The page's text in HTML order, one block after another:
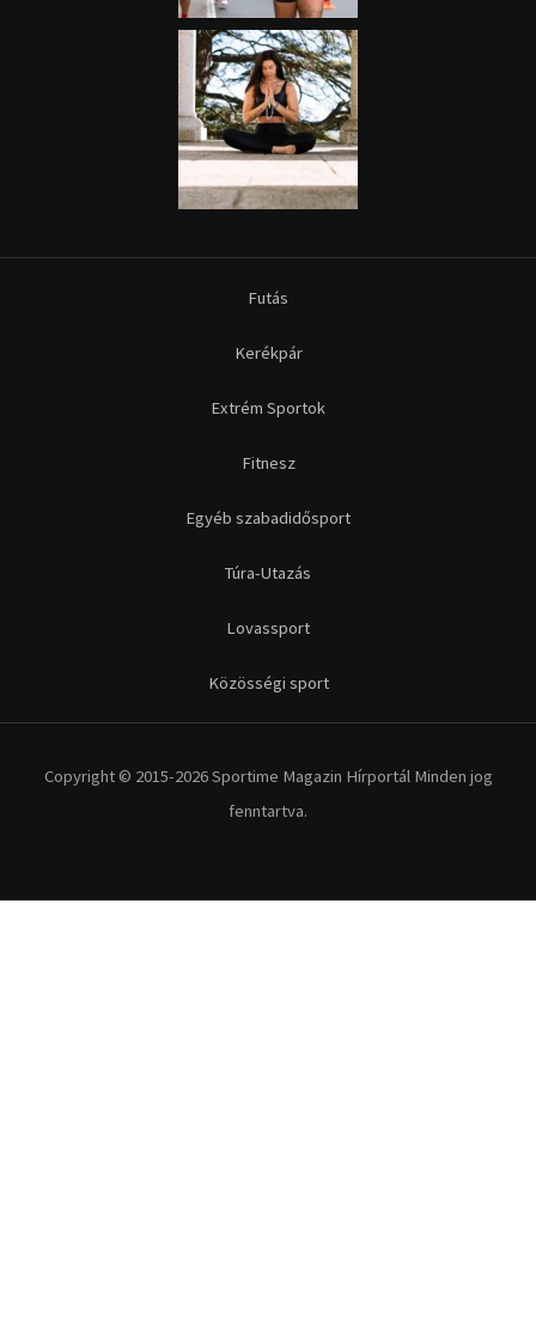
Futás
Kerékpár
Extrém Sportok
Fitnesz
Egyéb szabadidősport
Túra-Utazás
Lovassport
Közösségi sport
Copyright © 2015-2026 Sportime Magazin Hírportál Minden jog
fenntartva.